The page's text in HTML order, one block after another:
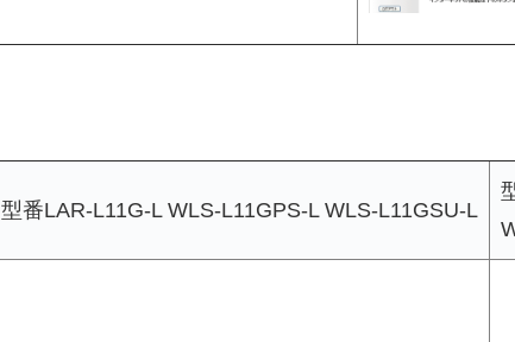
型番LAR-L11G-L WLS-L11GPS-L WLS-L11GSU-L